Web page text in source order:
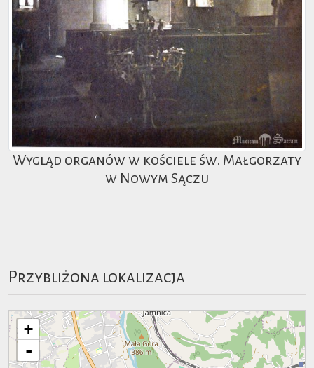
Wygląd organów w kościele św. Małgorzaty
w Nowym Sączu
Przybliżona lokalizacja
+
-